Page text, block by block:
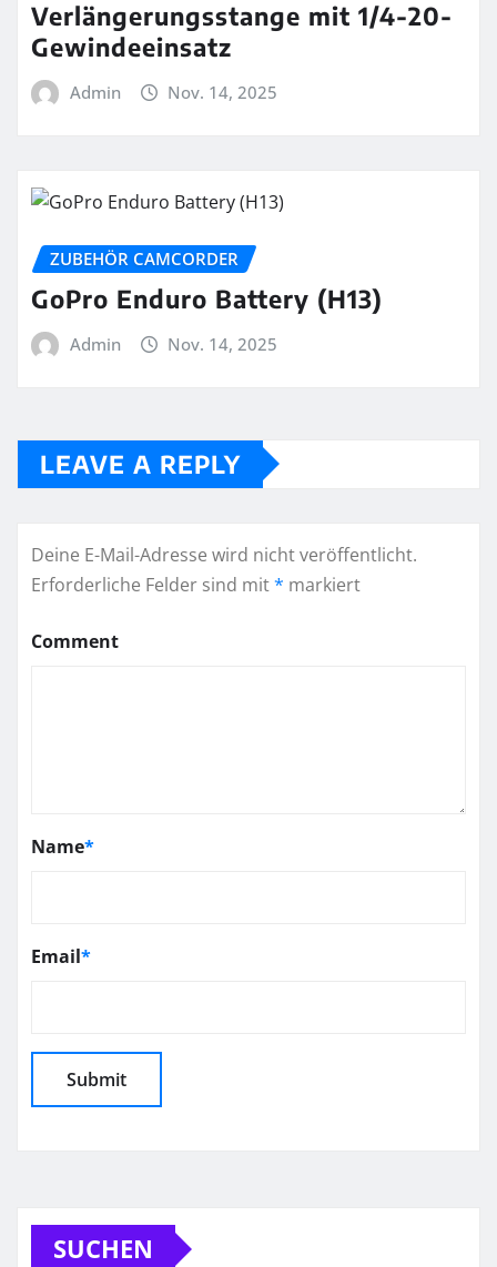
Verlängerungsstange mit 1/4-20-
Gewindeeinsatz
Admin Nov. 14, 2025
ZUBEHÖR CAMCORDER
GoPro Enduro Battery (H13)
Admin Nov. 14, 2025
LEAVE A REPLY
Deine E-Mail-Adresse wird nicht veröffentlicht.
Erforderliche Felder sind mit* markiert
Comment
Name*
Email*
SUCHEN